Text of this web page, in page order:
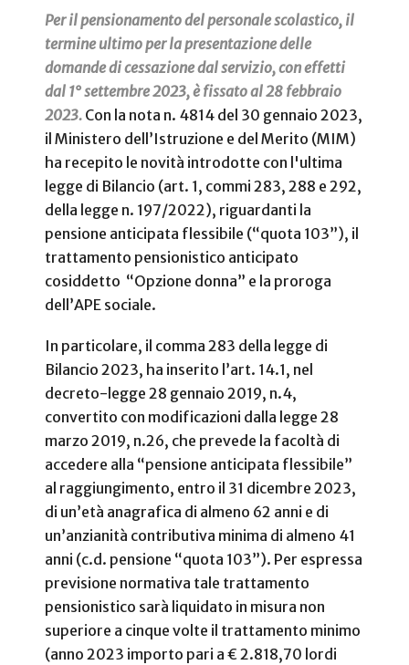
Per il pensionamento del personale scolastico, il
termine ultimo per la presentazione delle
domande di cessazione dal servizio, con effetti
dal 1° settembre 2023, è fissato al 28 febbraio
2023. Con la nota n. 4814 del 30 gennaio 2023,
il Ministero dell’Istruzione e del Merito (MIM)
ha recepito le novità introdotte con l'ultima
legge di Bilancio (art. 1, commi 283, 288 e 292,
della legge n. 197/2022), riguardanti la
pensione anticipata flessibile (“quota 103”), il
trattamento pensionistico anticipato
cosiddetto “Opzione donna” e la proroga
dell’APE sociale.
In particolare, il comma 283 della legge di
Bilancio 2023, ha inserito l’art. 14.1, nel
decreto-legge 28 gennaio 2019, n.4,
convertito con modificazioni dalla legge 28
marzo 2019, n.26, che prevede la facoltà di
accedere alla “pensione anticipata flessibile”
al raggiungimento, entro il 31 dicembre 2023,
di un’età anagrafica di almeno 62 anni e di
un’anzianità contributiva minima di almeno 41
anni (c.d. pensione “quota 103”). Per espressa
previsione normativa tale trattamento
pensionistico sarà liquidato in misura non
superiore a cinque volte il trattamento minimo
(anno 2023 importo pari a € 2.818,70 lordi